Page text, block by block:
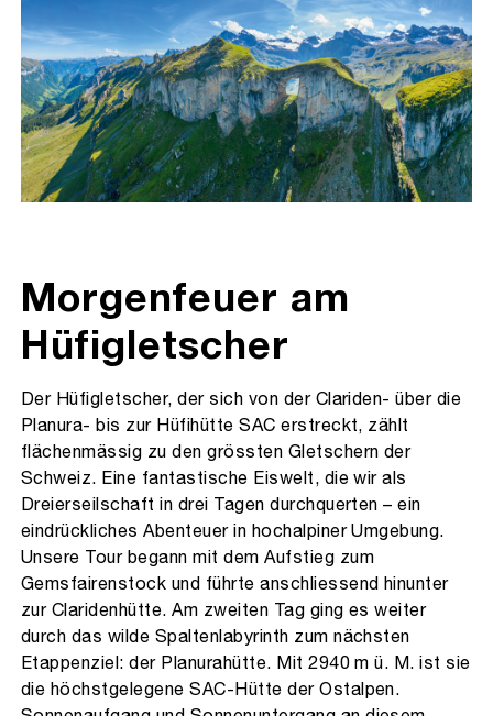
Morgenfeuer am
Hüfigletscher
Der Hüfigletscher, der sich von der Clariden- über die
Planura- bis zur Hüfihütte SAC erstreckt, zählt
flächenmässig zu den grössten Gletschern der
Schweiz. Eine fantastische Eiswelt, die wir als
Dreierseilschaft in drei Tagen durchquerten – ein
eindrückliches Abenteuer in hochalpiner Umgebung.
Unsere Tour begann mit dem Aufstieg zum
Gemsfairenstock und führte anschliessend hinunter
zur Claridenhütte. Am zweiten Tag ging es weiter
durch das wilde Spaltenlabyrinth zum nächsten
Etappenziel: der Planurahütte. Mit 2940 m ü. M. ist sie
die höchstgelegene SAC-Hütte der Ostalpen.